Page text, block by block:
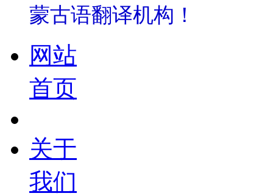
蒙古语翻译机构！
网站
首页
关于
我们